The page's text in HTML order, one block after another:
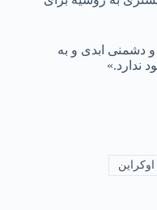
دشمنی ابدی و به
ندارد.»